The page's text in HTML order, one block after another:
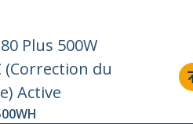
Plus 500W
(Correction du
Active